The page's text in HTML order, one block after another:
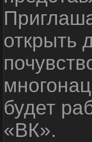
открыть
будет
«ВК».